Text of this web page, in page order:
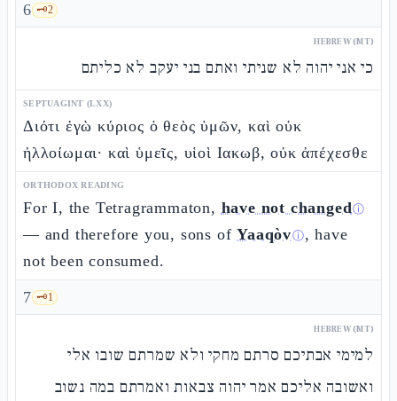
6 🗝️2
HEBREW (MT)
כי אני יהוה לא שניתי ואתם בני יעקב לא כליתם
SEPTUAGINT (LXX)
Διότι ἐγὼ κύριος ὁ θεὸς ὑμῶν, καὶ οὐκ
ἠλλοίωμαι· καὶ ὑμεῖς, υἱοὶ Ιακωβ, οὐκ ἀπέχεσθε
ORTHODOX READING
For I, the Tetragrammaton, have not changedⓘ
— and therefore you, sons ofYaaqòvⓘ, have
not been consumed.
7 🗝️1
HEBREW (MT)
למימי אבתיכם סרתם מחקי ולא שמרתם שובו אלי
ואשובה אליכם אמר יהוה צבאות ואמרתם במה נשוב